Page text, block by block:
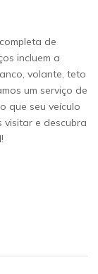
de
incluem a
volante, teto
um serviço de
que seu veículo
visitar e descubra